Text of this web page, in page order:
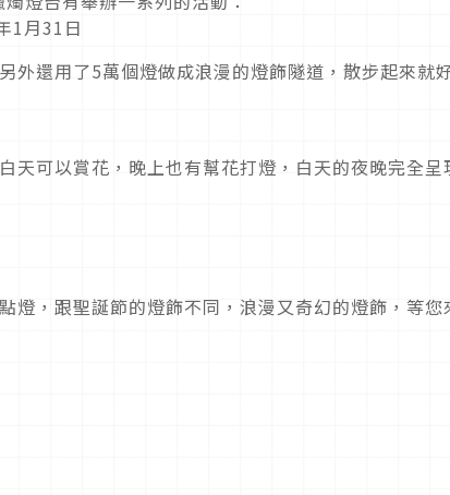
1月31日
外還用了5萬個燈做成浪漫的燈飾隧道，散步起來就
天可以賞花，晚上也有幫花打燈，白天的夜晚完全呈
燈，跟聖誕節的燈飾不同，浪漫又奇幻的燈飾，等您